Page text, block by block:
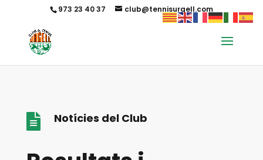
973 23 40 37 club@tennisurgell.com
 Notícies del Club